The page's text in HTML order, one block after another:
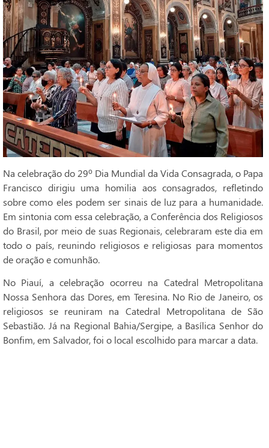
Na celebração do 29º Dia Mundial da Vida Consagrada, o Papa
Francisco dirigiu uma homilia aos consagrados, refletindo
sobre como eles podem ser sinais de luz para a humanidade.
Em sintonia com essa celebração, a Conferência dos Religiosos
do Brasil, por meio de suas Regionais, celebraram este dia em
todo o país, reunindo religiosos e religiosas para momentos
de oração e comunhão.
No Piauí, a celebração ocorreu na Catedral Metropolitana
Nossa Senhora das Dores, em Teresina. No Rio de Janeiro, os
religiosos se reuniram na Catedral Metropolitana de São
Sebastião. Já na Regional Bahia/Sergipe, a Basílica Senhor do
Bonfim, em Salvador, foi o local escolhido para marcar a data.